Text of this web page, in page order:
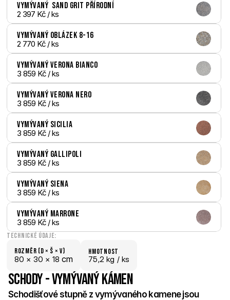
Vymývaný  Sand Grit přírodní
2 397 Kč / ks
Vymývaný Oblázek 8-16
2 770 Kč / ks
Vymývaný Verona bianco
3 859 Kč / ks
Vymývaný Verona nero
3 859 Kč / ks
Vymývaný Sicilia
3 859 Kč / ks
Vymývaný Gallipoli
3 859 Kč / ks
Vymývaný Siena
3 859 Kč / ks
Vymývaný Marrone
3 859 Kč / ks
Technické údaje:
Rozměr (D × š × V)
80 × 30 × 18 cm
hmotnost
75,2 kg / ks
Schody - Vymývaný kámen
Schodišťové stupně z vymývaného kamene jsou